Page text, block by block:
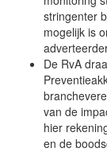
stringenter
mogelijk is
De RvA
van de
hier
en de